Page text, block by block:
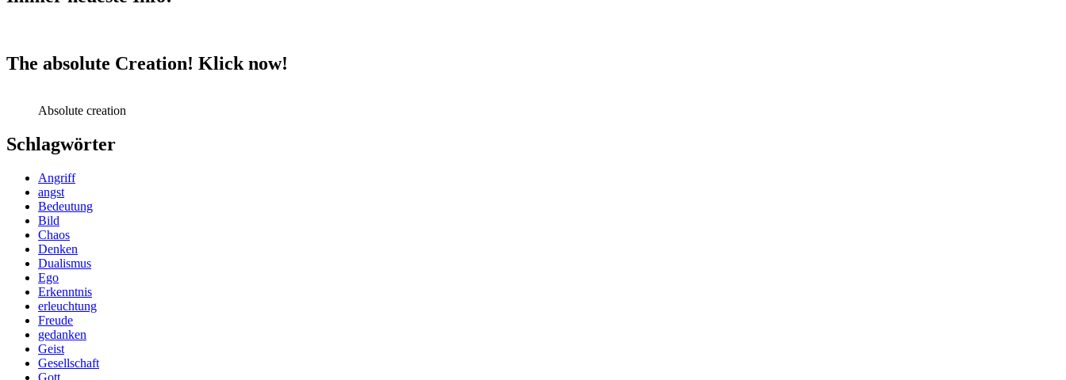
The absolute Creation! Klick now!
Absolute creation
Schlagwörter
Angriff
angst
Bedeutung
Bild
Chaos
Denken
Dualismus
Ego
Erkenntnis
erleuchtung
Freude
gedanken
Geist
Gesellschaft